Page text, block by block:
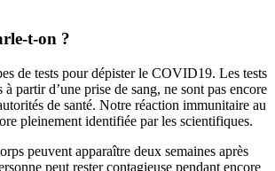
t-on ?
de tests pour dépister le COVID19. Les tests
à partir d’une prise de sang, ne sont pas encore
és de santé. Notre réaction immunitaire au
pleinement identifiée par les scientifiques.
peuvent apparaître deux semaines après
peut rester contagieuse pendant encore